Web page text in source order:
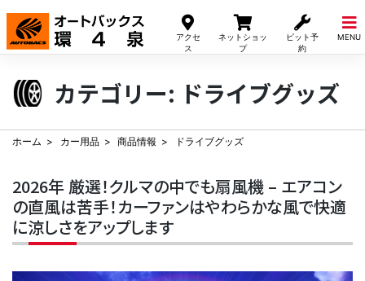
アクセ
ス
ネットショッ
プ
ピット予
約
MENU
Skip
content
カテゴリー: ドライブグッズ
ホーム カー用品 商品情報 ドライブグッズ
2026年 厳選！クルマの中でも扇風機 – エアコン
の直風は苦手！カーファンはやわらかな風で快適
に涼しさをアップします